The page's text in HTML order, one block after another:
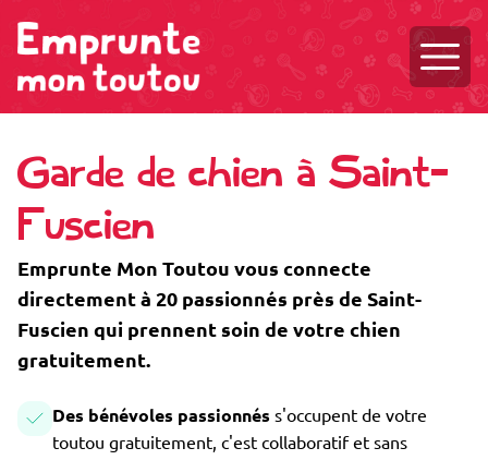
Garde de chien à Saint-
Fuscien
Emprunte Mon Toutou vous connecte
directement à 20 passionnés près de Saint-
Fuscien qui prennent soin de votre chien
gratuitement.
Des bénévoles passionnés s'occupent de votre
toutou gratuitement, c'est collaboratif et sans